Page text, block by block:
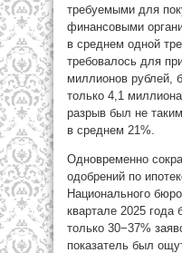
требуемыми для
финансовыми
в среднем одной
требовалось для
миллионов рублей,
только 4,1
разрыв был не
в среднем 21%.
Одновременно
одобрений по
Национального
квартале 2025 года
только 30−37%
показатель был